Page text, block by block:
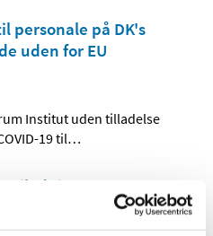
personale på DK's
uden for EU
Institut uden tilladelse
19 til…
om
forsøg under
efter 1. december